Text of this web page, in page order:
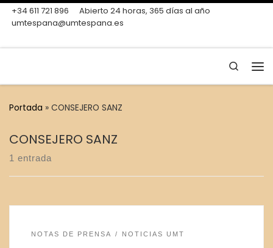
Skip to content
+34 611 721 896
Abierto 24 horas, 365 días al año
umtespana@umtespana.es
Search
Portada » CONSEJERO SANZ
CONSEJERO SANZ
1 entrada
NOTAS DE PRENSA NOTICIAS UMT